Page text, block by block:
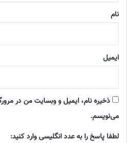
نام
ایمیل
ذخیره نام، ایمیل و وبسایت من در
می‌نویسم.
لطفا پاسخ را به عدد انگلیسی وارد کنید: